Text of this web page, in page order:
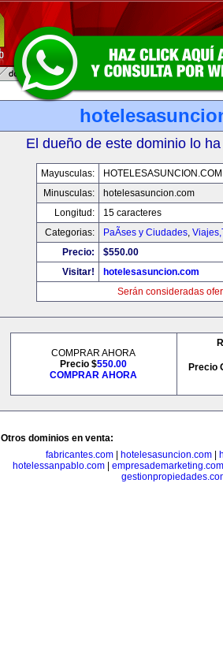
El dueño de este dominio lo
Mayusculas:
HOTELESASUNCION.COM
Minusculas:
hotelesasuncion.com
Longitud:
15 caracteres
Categorias:
PaÃ­ses y Ciudades,
Precio:
$550.00
Visitar!
hotelesasuncion.com
Serán consideradas
COMPRAR AHORA
Precio $550.00
COMPRAR AHORA
Precio
Otros dominios en venta:
fabricantes.com
hotelesasuncion.com
hotelessanpablo.com| empresademarketing.com